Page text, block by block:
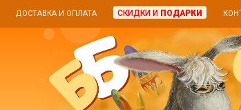
ДОСТАВКА И ОПЛАТА СКИДКИ И ПОДАРКИ